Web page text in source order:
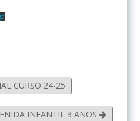
CURSO 24-25
INFANTIL 3 AÑOS